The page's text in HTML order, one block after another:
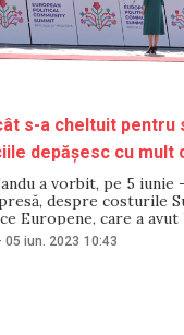
s-a cheltuit pentru
depășesc cu mult
a vorbit, pe 5 iunie
despre costurile
Europene, care a avut
șefei statului, beneficiile
05 iun. 2023 10:43